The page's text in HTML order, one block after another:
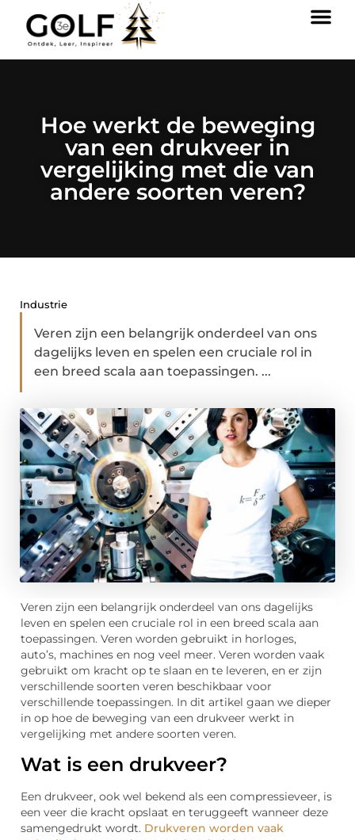
Hoe werkt de beweging
van een drukveer in
vergelijking met die van
andere soorten veren?
Industrie
Veren zijn een belangrijk onderdeel van ons
dagelijks leven en spelen een cruciale rol in
een breed scala aan toepassingen. ...
Veren zijn een belangrijk onderdeel van ons dagelijks
leven en spelen een cruciale rol in een breed scala aan
toepassingen. Veren worden gebruikt in horloges,
auto’s, machines en nog veel meer. Veren worden vaak
gebruikt om kracht op te slaan en te leveren, en er zijn
verschillende soorten veren beschikbaar voor
verschillende toepassingen. In dit artikel gaan we dieper
in op hoe de beweging van een drukveer werkt in
vergelijking met andere soorten veren.
Wat is een drukveer?
Een drukveer, ook wel bekend als een compressieveer, is
een veer die kracht opslaat en teruggeeft wanneer deze
samengedrukt wordt. Drukveren worden vaak